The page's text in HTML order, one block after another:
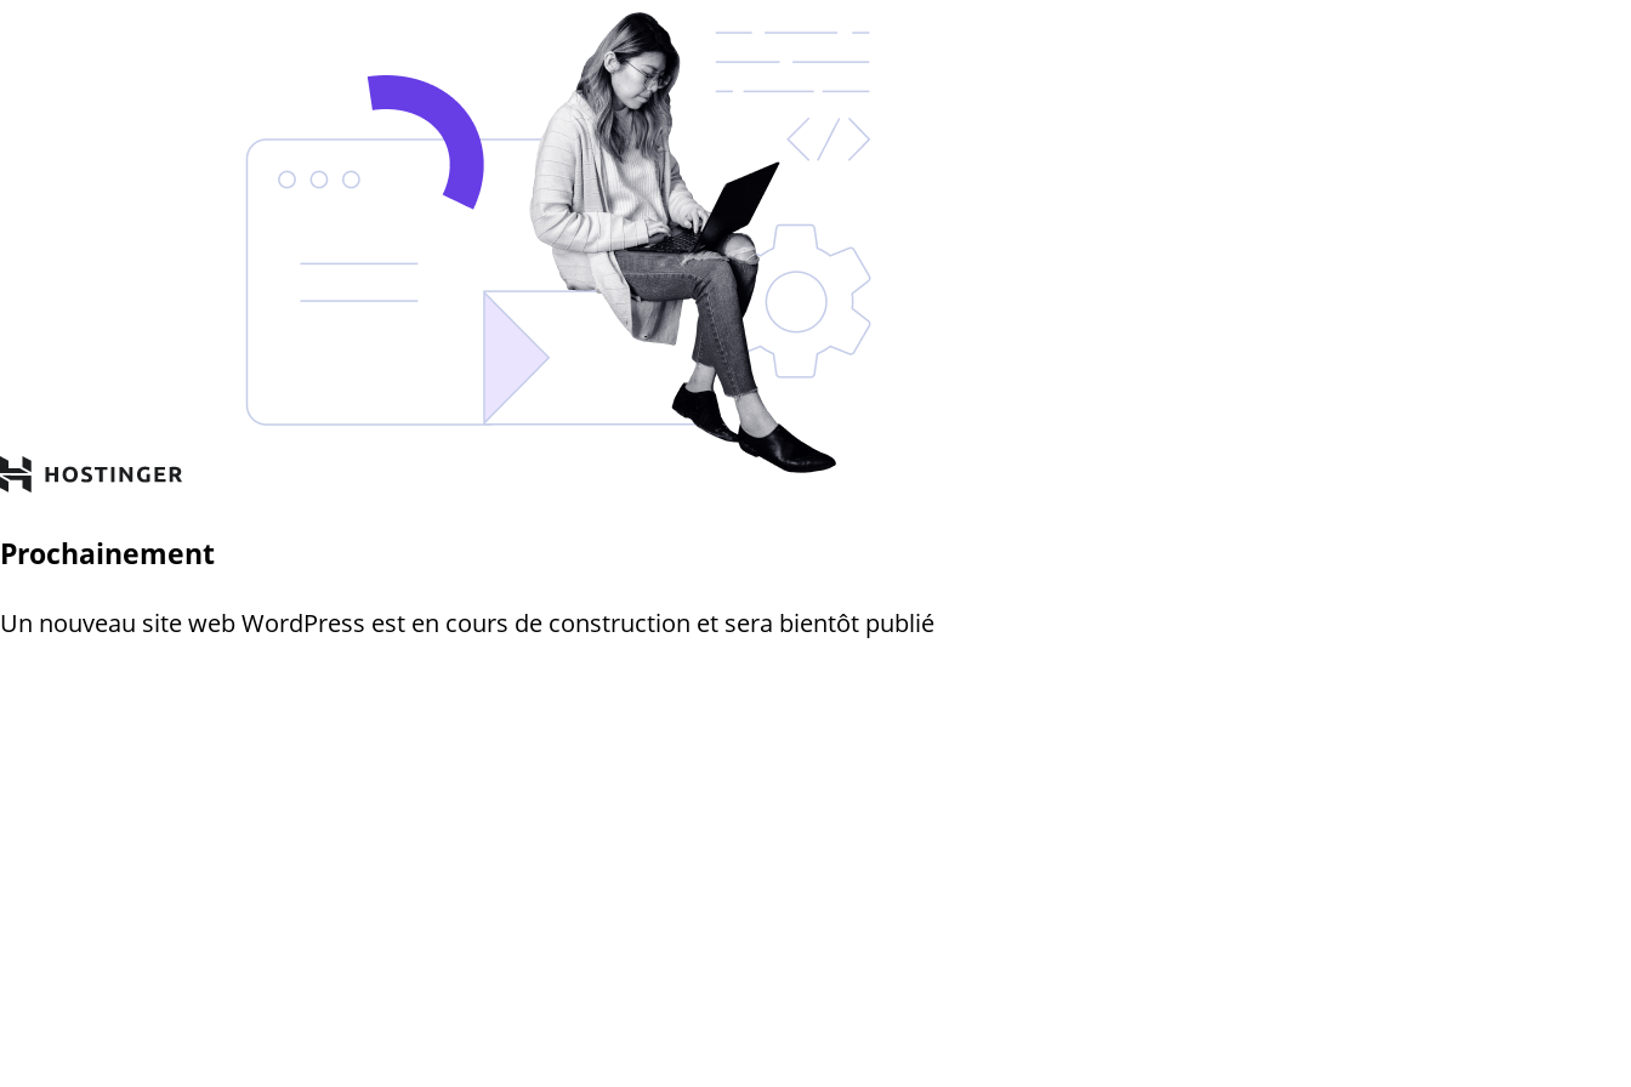
Prochainement
Un nouveau site web WordPress est en cours de construction et sera bientôt publié